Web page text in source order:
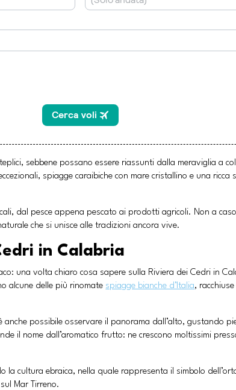
sebbene possano essere riassunti dalla meraviglia a
spiagge caraibiche con mare cristallino e una
dal pesce appena pescato ai prodotti agricoli. Non a
che si unisce alle tradizioni ancora vive.
in Calabria
una volta chiaro cosa sapere sulla Riviera dei Cedri in
alcune delle più rinomate spiagge bianche d’Italia,
possibile osservare il panorama dall’alto, gustando
il nome dall’aromatico frutto: ne crescono moltissimi
la cultura ebraica, nella quale rappresenta il simbolo
Mar Tirreno.